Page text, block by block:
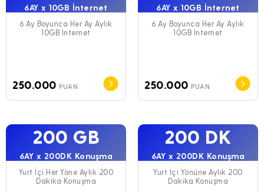
6AY x 10GB İnternet
6 Ay Boyunca Her Ay Aylık
10GB İnternet
250.000 PUAN
6AY x 10GB İnternet
6 Ay Boyunca Her Ay Aylık
10GB İnternet
250.000 PUAN
200 GB
6AY x 200DK Konuşma
Yurt İçi Her Yöne Aylık 200
Dakika Konuşma
200 DK
6AY x 200DK Konuşma
Yurt İçi Yönüne Aylık 200
Dakika Konuşma